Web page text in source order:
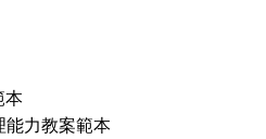
本
力教案範本